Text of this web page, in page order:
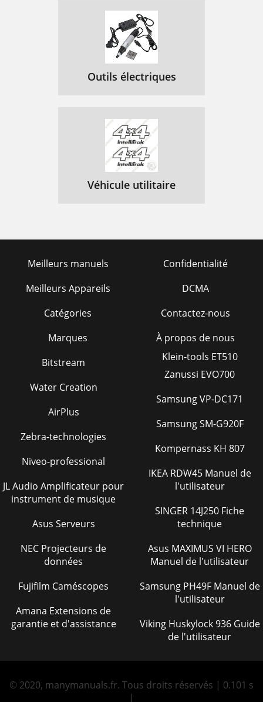
Outils électriques
Véhicule utilitaire
Meilleurs manuels
Meilleurs Appareils
Catégories
Marques
Confidentialité
DCMA
Contactez-nous
À propos de nous
Bitstream
Water Creation
AirPlus
Zebra-technologies
Niveo-professional
JL Audio Amplificateur pour
instrument de musique
Asus Serveurs
NEC Projecteurs de
données
Fujifilm Caméscopes
Amana Extensions de
garantie et d'assistance
Klein-tools ET510
Zanussi EVO700
Samsung VP-DC171
Samsung SM-G920F
Kompernass KH 807
IKEA RDW45 Manuel de
l'utilisateur
SINGER 14J250 Fiche
technique
Asus MAXIMUS VI HERO
Manuel de l'utilisateur
Samsung PH49F Manuel de
l'utilisateur
Viking Huskylock 936 Guide
de l'utilisateur
© 2020, manymanuals.fr. Tous droits réservés | 0.101 s
|